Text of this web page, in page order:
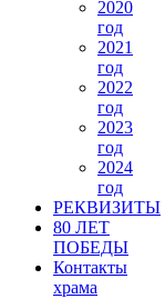
2020
год
2021
год
2022
год
2023
год
2024
год
РЕКВИЗИТЫ
80 ЛЕТ
ПОБЕДЫ
Контакты
храма